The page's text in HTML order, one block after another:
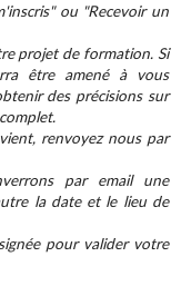
ou "Recevoir un
projet de formation. Si
être amené à vous
des précisions sur
renvoyez nous par
par email une
la date et le lieu de
pour valider votre